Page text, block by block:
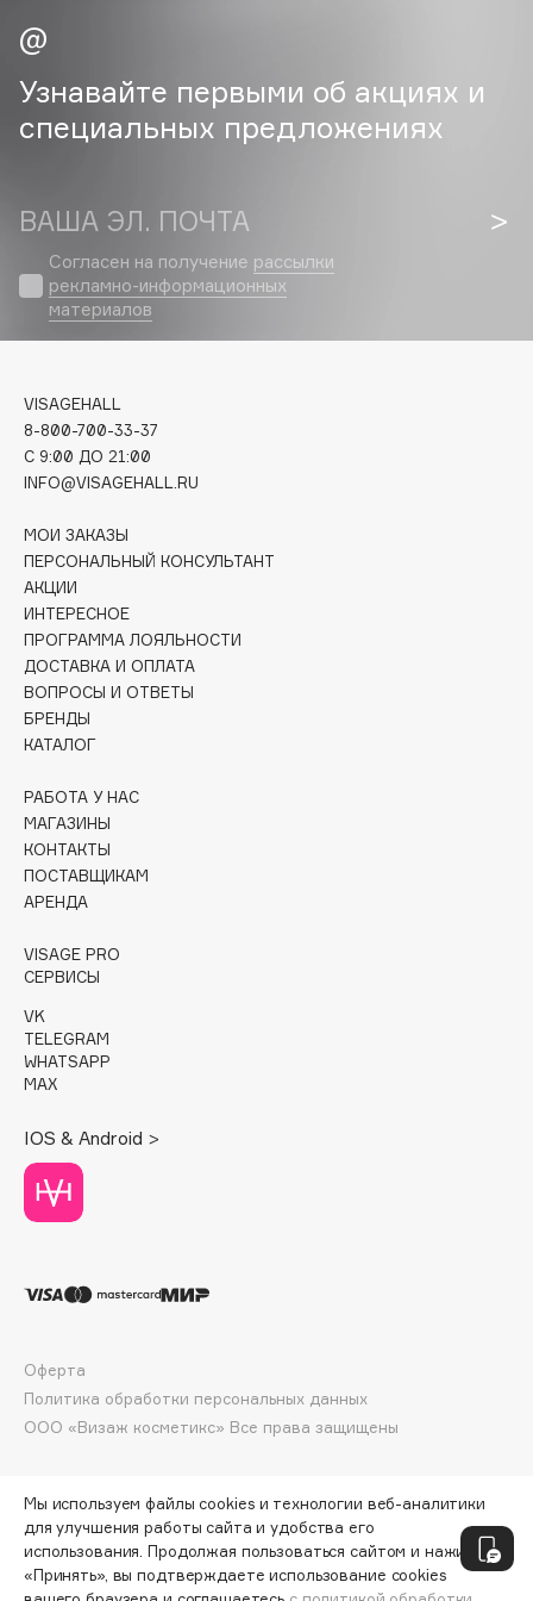
Cadence
Capelli Dorati
Carmex
Catrice
Cettua
Chupa Chups
Clarette
Clarins Precious
Clive Christian
Collagenina
Consly
Corimo
CosRX
Cottolina
Crescina
Cunzite
D
d'Alba
DABO
DARLING*
Darphin
Davines
Deonica
Dior
Divage
Dolce & Gabbana
Dorco
Dr.Althea
Узнавайте первыми об акциях и
специальных предложениях
ВАША ЭЛ. ПОЧТА
Согласен на получение рассылки
рекламно-информационных
материалов
VISAGEHALL
8-800-700-33-37
C 9:00 ДО 21:00
INFO@VISAGEHALL.RU
МОИ ЗАКАЗЫ
ПЕРСОНАЛЬНЫЙ КОНСУЛЬТАНТ
АКЦИИ
ИНТЕРЕСНОЕ
ПРОГРАММА ЛОЯЛЬНОСТИ
ДОСТАВКА И ОПЛАТА
ВОПРОСЫ И ОТВЕТЫ
БРЕНДЫ
КАТАЛОГ
РАБОТА У НАС
МАГАЗИНЫ
КОНТАКТЫ
ПОСТАВЩИКАМ
АРЕНДА
VISAGE PRO
СЕРВИСЫ
VK
TELEGRAM
WHATSAPP
MAX
IOS & Android >
ООО «Визаж косметикс» Все права защищены
Оферта
Политика обработки персональных данных
Мы используем файлы cookies и технологии веб-аналитики
для улучшения работы сайта и удобства его
использования. Продолжая пользоваться сайтом и нажимая
«Принять», вы подтверждаете использование cookies